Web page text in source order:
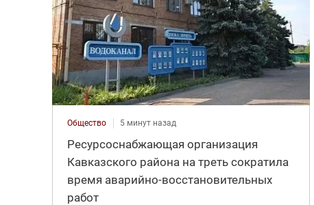
Общество 5 минут назад
Ресурсоснабжающая организация
Кавказского района на треть сократила
время аварийно-восстановительных
работ